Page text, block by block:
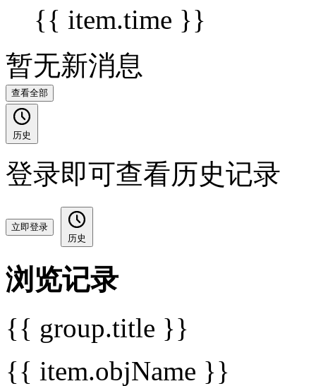
{{ item.time }}
暂无新消息
查看全部
历史
登录即可查看历史记录
立即登录
历史
浏览记录
{{ group.title }}
{{ item.objName }}